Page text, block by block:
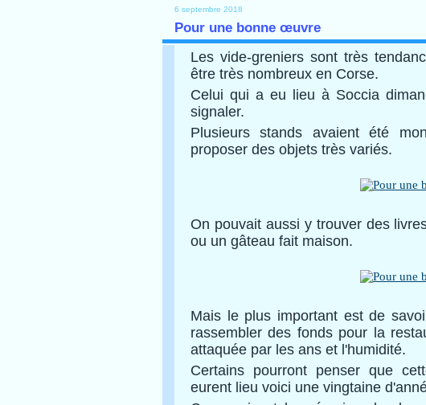
6 septembre 2018
Pour une bonne œuvre
Les vide-greniers sont très
être très nombreux en Corse.
Celui qui a eu lieu à Soccia
signaler.
Plusieurs stands avaient été
proposer des objets très variés.
On pouvait aussi y trouver des
ou un gâteau fait maison.
Mais le plus important est de
rassembler des fonds pour la
attaquée par les ans et l'humidité.
Certains pourront penser que
eurent lieu voici une vingtaine